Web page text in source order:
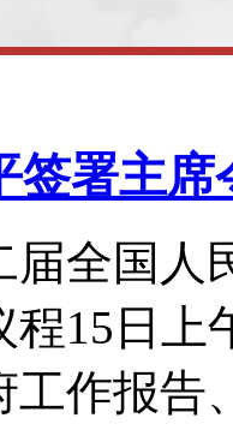
签署主
届全国人
程15日上
工作报告